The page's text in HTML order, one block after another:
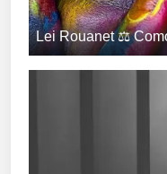
Lei Rouanet ⚖️